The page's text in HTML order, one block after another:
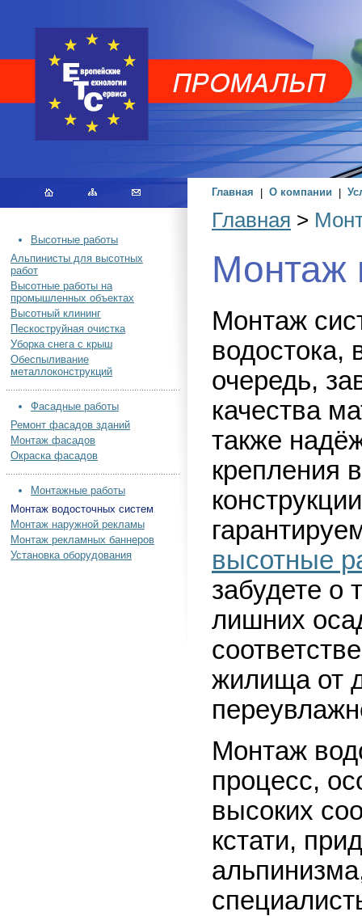
Главная О компании
Высотные работы
Альпинисты для высотных
работ
Высотные работы на
промышленных объектах
Высотный клининг
Пескоструйная очистка
Уборка снега с крыш
Обеспыливание
металлоконструкций
Фасадные работы
Ремонт фасадов зданий
Монтаж фасадов
Окраска фасадов
Монтажные работы
Монтаж водосточных систем
Монтаж наружной рекламы
Монтаж рекламных баннеров
Установка оборудования
Главная >
Монтаж
Монтаж
водостока,
очередь,
качества
также
крепления
высотные
забудете о
лишних
жилища от
Монтаж
процесс,
высоких
кстати,